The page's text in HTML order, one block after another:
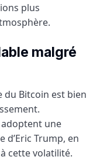
plus
malgré
Bitcoin est bien
une
d’Eric Trump, en
cette volatilité.